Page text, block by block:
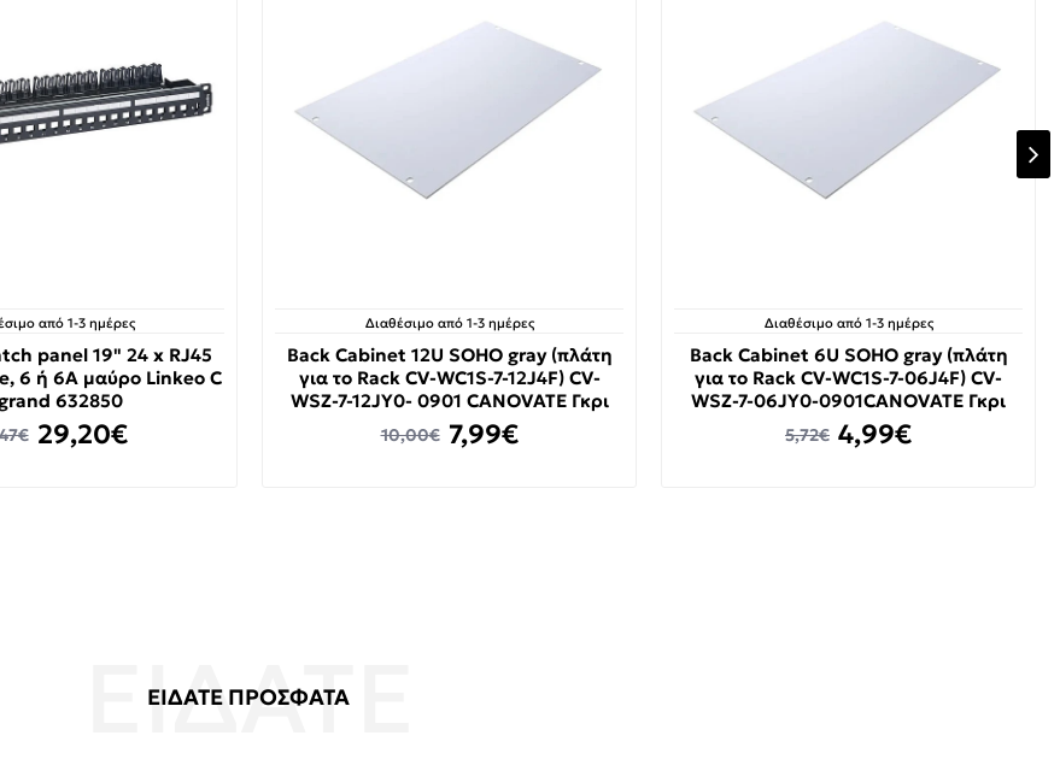
από 1-3 ημέρες
panel 19" 24 x RJ45
6 ή 6A μαύρο Linkeo C
632850
29,20€
Διαθέσιμο από 1-3 ημέρες
Back Cabinet 12U SOHO gray (πλάτη
για το Rack CV-WC1S-7-12J4F) CV-
WSZ-7-12JY0- 0901 CANOVATE Γκρι
7,99€
10,00€
Διαθέσιμο από 1-3 ημέρες
Back Cabinet 6U SOHO gray (πλάτη
για το Rack CV-WC1S-7-06J4F) CV-
WSZ-7-06JY0-0901CANOVATE Γκρι
4,99€
5,72€
ΕΙΔΑΤΕ ΠΡΟΣΦΑΤΑ